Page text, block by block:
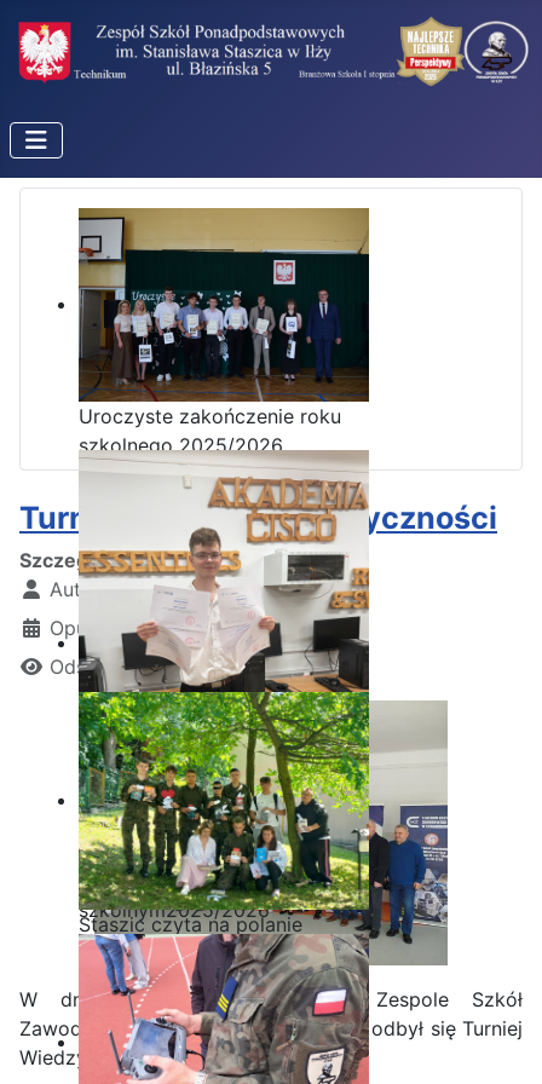
Uroczyste zakończenie roku
szkolnego 2025/2026
Ostatnia garść certyfikatów
Akademii CISCO w roku
szkolnym2025/2026
Staszic czyta na polanie
Turniej Wiedzy o Elektryczności
Szczegóły
Autor:
Kamil Krosta
Opublikowano: 07 kwiecień 2025
Odsłon: 1154
W dniu 4 kwietnia 2025r. w Zespole Szkół
Zawodowych Nr 3 w Starachowicach odbył się Turniej
Wiedzy o Elektryczności.